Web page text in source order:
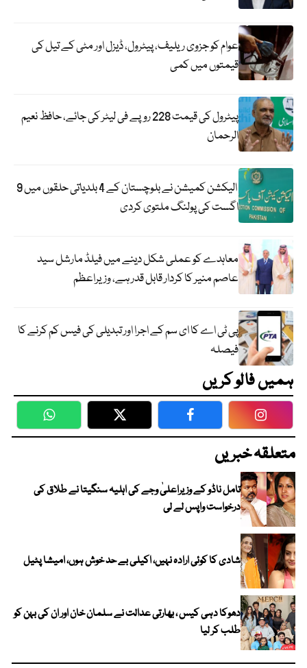
عوام کو جزوی ریلیف، پیٹرول، ڈیزل اور مٹی کے تیل کی
قیمتوں میں کمی
پیٹرول کی قیمت 228 روپے فی لیٹر کی جائے، حافظ نعیم
الرحمان
الیکشن کمیشن نے بلوچستان کے 4 بلدیاتی حلقوں میں 9
اگست کی پولنگ ملتوی کردی
معاہدے کو عملی شکل دینے میں فیلڈ مارشل سید
عاصم منیر کا کردار قابل قدر ہے، وزیراعظم
پی ٹی اے کا ای سم کے اجرا اور تبدیلی کی فیس کم کرنے کا
فیصلہ
ہمیں فالو کریں
WhatsApp Twitter Facebook
متعلقہ خبریں
تامل ناڈو کے وزیراعلیٰ وجے کی اہلیہ سنگیتا نے طلاق کی
درخواست واپس لے لی
شادی کا کوئی ارادہ نہیں، اکیلی بے حد خوش ہوں، امیشا پٹیل
دھوکا دہی کیس ، بھارتی عدالت نے سلمان خان اور ان کی بہن کو
طلب کر لیا